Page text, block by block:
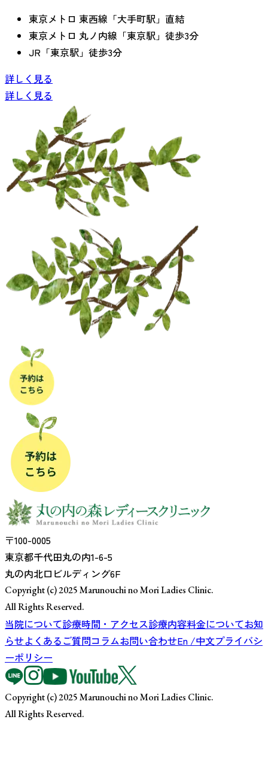
東京メトロ 東西線「大手町駅」直結
東京メトロ 丸ノ内線「東京駅」徒歩3分
JR「東京駅」徒歩3分
詳しく見る
詳しく見る
〒100-0005
東京都千代田丸の内1-6-5
丸の内北口ビルディング6F
Copyright (c) 2025 Marunouchi no Mori Ladies Clinic.
All Rights Reserved.
当院について診療時間・アクセス診療内容料金についてお知
らせよくあるご質問コラムお問い合わせEn /中文プライバシ
ーポリシー
Copyright (c) 2025 Marunouchi no Mori Ladies Clinic.
All Rights Reserved.